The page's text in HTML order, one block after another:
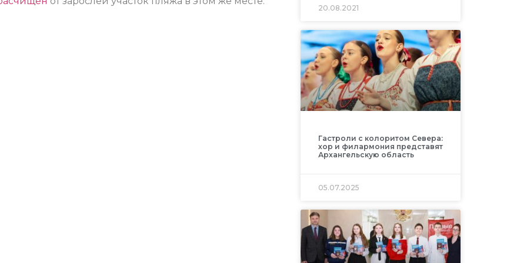
20.08.2021
Гастроли с колоритом Севера:
хор и филармония представят
Архангельскую область
05.07.2025